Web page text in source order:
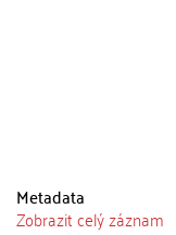
Metadata
Zobrazit celý záznam